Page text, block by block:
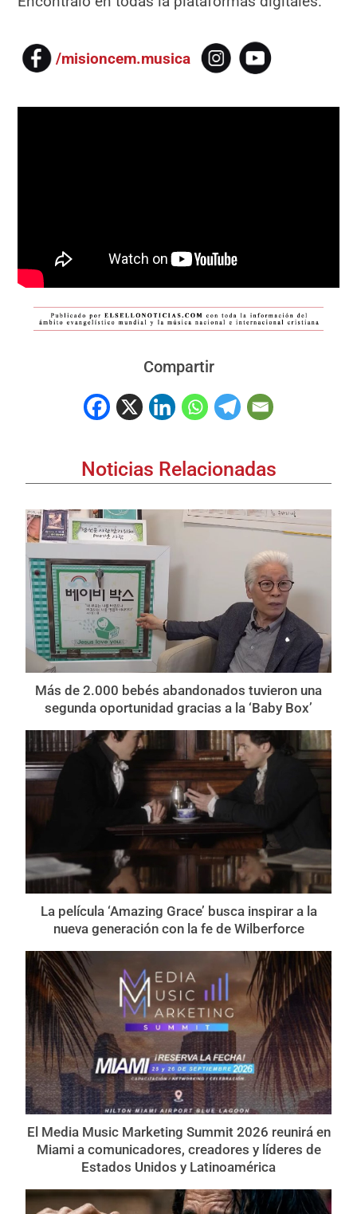
/misioncem.musica
Compartir
Noticias Relacionadas
Más de 2.000 bebés abandonados tuvieron una
segunda oportunidad gracias a la ‘Baby Box’
La película ‘Amazing Grace’ busca inspirar a la
nueva generación con la fe de Wilberforce
El Media Music Marketing Summit 2026 reunirá en
Miami a comunicadores, creadores y líderes de
Estados Unidos y Latinoamérica